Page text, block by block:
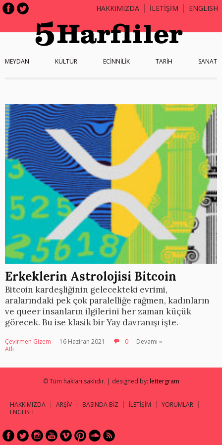
HAKKIMIZDA İLETİŞİM ENGLISH
MEYDAN KÜLTÜR ECİNNİLİK TARİH SANAT
Erkeklerin Astrolojisi Bitcoin
Bitcoin kardeşliğinin gelecekteki evrimi,
aralarındaki pek çok paralelliğe rağmen, kadınların
ve queer insanların ilgilerini her zaman küçük
görecek. Bu ise klasik bir Yay davranışı işte.
Çevirmen Gizem
Atlı
16 Haziran 2021 0 Devamı »
© Tüm hakları saklıdır. | designed by: lettergram
HAKKIMIZDA ARŞİV BASINDA BİZ İLETİŞİM
YORUMLAR
ENGLISH